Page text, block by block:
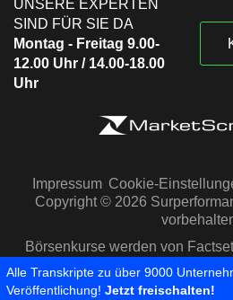
UNSERE EXPERTEN
SIND FÜR SIE DA
Montag - Freitag 9.00-
12.00 Uhr / 14.00-18.00
Uhr
Impressum Cookie-
Copyright © 2026
Börsenkurse werden von
Capital IQ zur
Alle Transkripte zu über 9000
Veröffentlichung! Jetzt freischalten!